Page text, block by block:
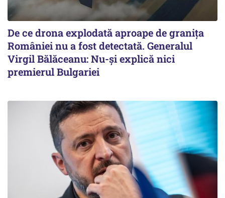
De ce drona explodată aproape de granița
României nu a fost detectată. Generalul
Virgil Bălăceanu: Nu-și explică nici
premierul Bulgariei